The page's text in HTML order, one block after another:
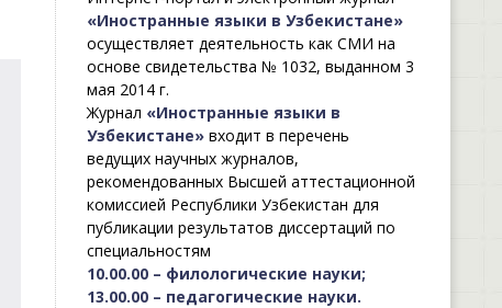
«Иностранные языки в Узбекистане»
осуществляет деятельность как СМИ на
основе свидетельства № 1032, выданном 3
мая 2014 г.
Журнал «Иностранные языки в
Узбекистане»входит в перечень
ведущих научных журналов,
рекомендованных Высшей аттестационной
комиссией Республики Узбекистан для
публикации результатов диссертаций по
специальностям
10.00.00 – филологические науки;
13.00.00 – педагогические науки.